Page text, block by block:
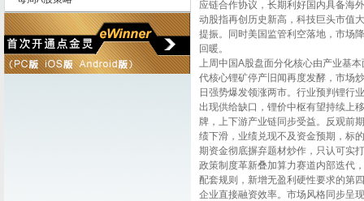
应链合作协议，长期利好国内具备海
动股指再创历史新高，科技巨头市值
提振。同时美国监管利空落地，市场
回暖。
上周中国A股盘面分化核心由产业基
代核心锂矿停产旧闻再度发酵，市场
日强势爆发领涨两市。行业预判锂行
出现供给缺口，锂价中枢有望持续上
牌，上下游产业链同步受益。反观前
绩下滑，业绩兑现不及资金预期，标
期资金彻底摒弃题材炒作，只认可实
政策制度革新叠加算力赛道内部迭代
配套规则，新增无盈利硬性要求的第
企业直接融资效率。市场风格同步呈